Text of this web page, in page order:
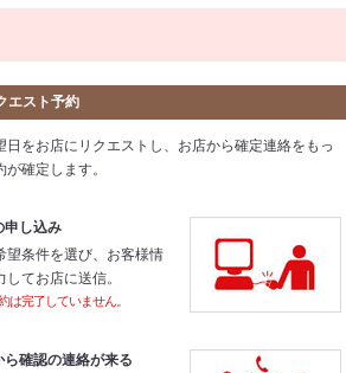
エスト予約
日をお店にリクエストし、お店から確定連絡をもっ
が確定します。
申し込み
望条件を選び、お客様情
してお店に送信。
は完了していません。
ら確認の連絡が来る